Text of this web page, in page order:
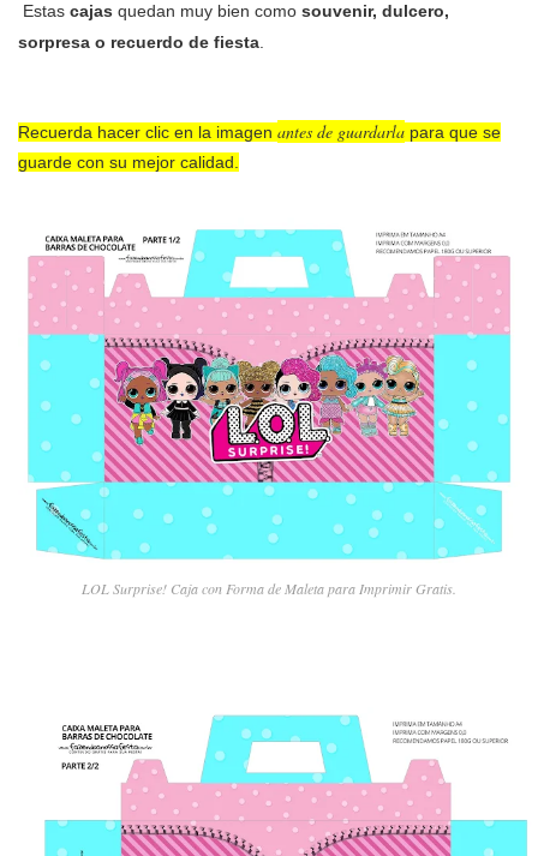
Estas cajas quedan muy bien como souvenir, dulcero,
sorpresa o recuerdo de fiesta
Recuerda hacer clic en la imagen antes de guardarla para que se
guarde con su mejor calidad.
LOL Surprise! Caja con Forma de Maleta para Imprimir Gratis.